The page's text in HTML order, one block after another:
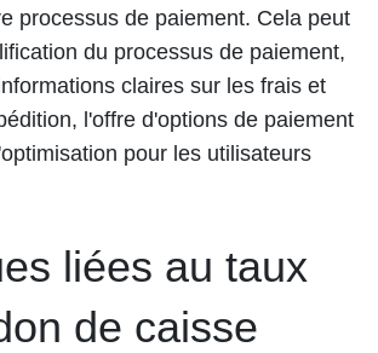
processus de paiement. Cela peut
du processus de paiement,
claires sur les frais et
l'offre d'options de paiement
pour les utilisateurs
liées au taux
de caisse